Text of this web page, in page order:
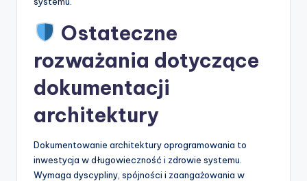
Ostateczne
rozważania dotyczące
dokumentacji
architektury
Dokumentowanie architektury oprogramowania to
inwestycja w długowieczność i zdrowie systemu.
Wymaga dyscypliny, spójności i zaangażowania w